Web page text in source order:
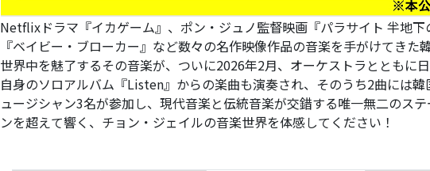
Netflixドラマ『イカゲーム』、ポン・ジュノ監督映画『パラサイト 半地
『ベイビー・ブローカー』など数々の名作映像作品の音楽を手がけてきた
世界中を魅了するその音楽が、ついに2026年2月、オーケストラとともに
自身のソロアルバム『Listen』からの楽曲も演奏され、そのうち2曲には
ュージシャン3名が参加し、現代音楽と伝統音楽が交錯する唯一無二のス
ンを超えて響く、チョン・ジェイルの音楽世界を体感してください！